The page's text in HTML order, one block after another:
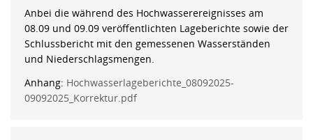
Anbei die während des Hochwasserereignisses am
08.09 und 09.09 veröffentlichten Lageberichte sowie der
Schlussbericht mit den gemessenen Wasserständen
und Niederschlagsmengen.
Anhang: Hochwasserlageberichte_08092025-
09092025_Korrektur.pdf